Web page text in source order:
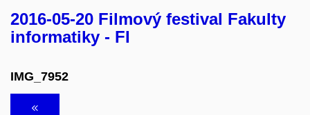
2016-05-20 Filmový festival Fakulty
informatiky - FI
IMG_7952